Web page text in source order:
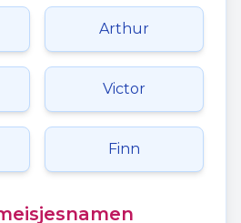
Arthur
Victor
Finn